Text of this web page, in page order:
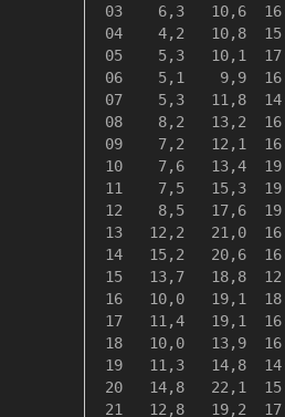
03    6,3   10,6
04    4,2   10,8
05    5,3   10,1
06    5,1    9,9
07    5,3   11,8
08    8,2   13,2
09    7,2   12,1
10    7,6   13,4
11    7,5   15,3
12    8,5   17,6
13   12,2   21,0
14   15,2   20,6
15   13,7   18,8
16   10,0   19,1
17   11,4   19,1
18   10,0   13,9
19   11,3   14,8
20   14,8   22,1
21   12,8   19,2